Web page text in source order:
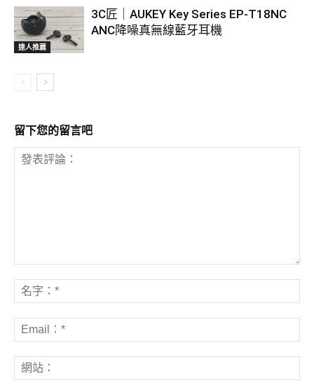
達人推薦
3C匠｜AUKEY Key Series EP-T18NC
ANC降噪真無線藍牙耳機
留下您的留言吧